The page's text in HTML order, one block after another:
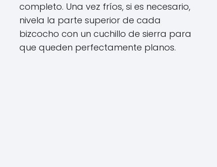
completo. Una vez fríos, si es necesario,
nivela la parte superior de cada
bizcocho con un cuchillo de sierra para
que queden perfectamente planos.